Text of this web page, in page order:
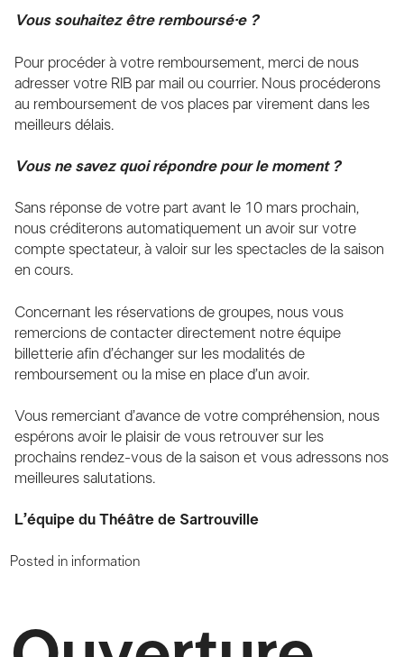
Vous souhaitez être remboursé·e ?
Pour procéder à votre remboursement, merci de nous
adresser votre RIB par mail ou courrier. Nous procéderons
au remboursement de vos places par virement dans les
meilleurs délais.
Vous ne savez quoi répondre pour le moment ?
Sans réponse de votre part avant le 10 mars prochain,
nous créditerons automatiquement un avoir sur votre
compte spectateur, à valoir sur les spectacles de la saison
en cours.
Concernant les réservations de groupes, nous vous
remercions de contacter directement notre équipe
billetterie afin d’échanger sur les modalités de
remboursement ou la mise en place d’un avoir.
Vous remerciant d’avance de votre compréhension, nous
espérons avoir le plaisir de vous retrouver sur les
prochains rendez-vous de la saison et vous adressons nos
meilleures salutations.
L’équipe du Théâtre de Sartrouville
Posted in information